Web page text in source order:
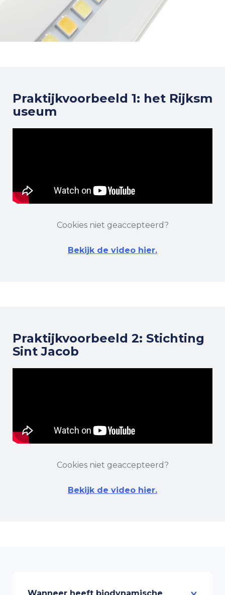
Praktijkvoorbeeld 1: het Rijksm
useum
Cookies niet geaccepteerd?
Bekijk de video hier.
Praktijkvoorbeeld 2: Stichting
Sint Jacob
Cookies niet geaccepteerd?
Bekijk de video hier.